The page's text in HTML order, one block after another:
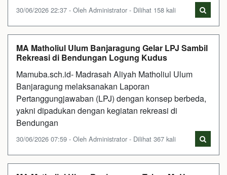
30/06/2026 22:37 - Oleh Administrator - Dilihat 158 kali
MA Matholiul Ulum Banjaragung Gelar LPJ Sambil
Rekreasi di Bendungan Logung Kudus
Mamuba.sch.id- Madrasah Aliyah Matholiul Ulum
Banjaragung melaksanakan Laporan
Pertanggungjawaban (LPJ) dengan konsep berbeda,
yakni dipadukan dengan kegiatan rekreasi di
Bendungan
30/06/2026 07:59 - Oleh Administrator - Dilihat 367 kali